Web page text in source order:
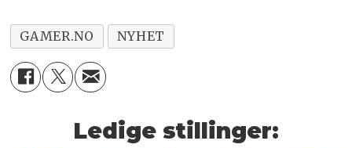
GAMER.NO NYHET
Ledige stillinger: